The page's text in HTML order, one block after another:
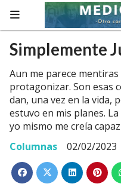
Simplemente
Aun me parece
protagonizar. Son esas
dan, una vez en la vida,
estuvo en mis planes.
yo mismo me creía
Columnas
02/02/2023